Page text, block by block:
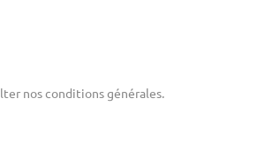
nos conditions générales.